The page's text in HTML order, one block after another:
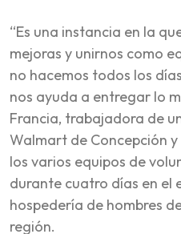
“Es una instancia en la
mejoras y unirnos como
no hacemos todos los
nos ayuda a entregar lo
Francia, trabajadora de
Walmart de Concepción
los varios equipos de
durante cuatro días en el
hospedería de hombres
región.